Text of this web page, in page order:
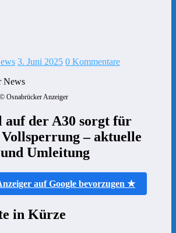
3. Juni 2025 0 Kommentare
Osnabrücker Anzeiger
der A30 sorgt für
– aktuelle
Umleitung
auf Google bevorzugen ★
in Kürze